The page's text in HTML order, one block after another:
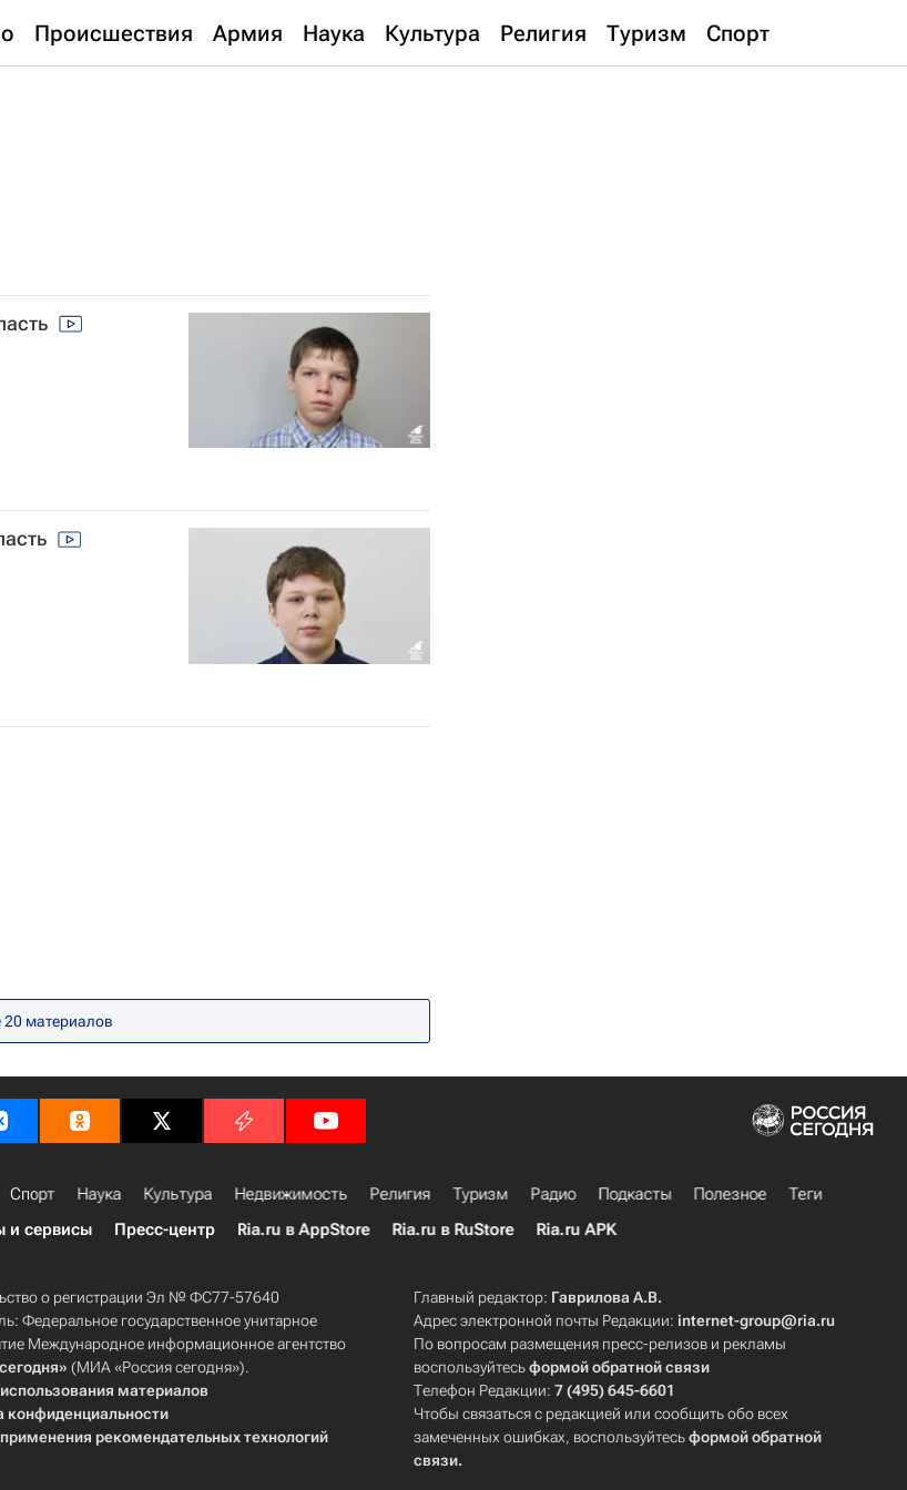
Происшествия Армия Наука Культура Религия Туризм Спорт
материалов
Спорт Наука Культура Недвижимость Религия Туризм Радио Подкасты Полезное
Теги
и сервисы Пресс-центр Ria.ru в AppStore Ria.ru в RuStore Ria.ru APK
о регистрации Эл № ФС77-57640
Федеральное государственное унитарное
Международное информационное агентство
(МИА «Россия сегодня»).
материалов
конфиденциальности
рекомендательных технологий
Главный редактор: Гаврилова А.В.
Адрес электронной почты Редакции:internet-group@ria.ru
По вопросам размещения пресс-релизов и рекламы
воспользуйтесьформой обратной связи
Телефон Редакции:7 (495) 645-6601
Чтобы связаться с редакцией или сообщить обо всех
замеченных ошибках, воспользуйтесьформой обратной
связи.